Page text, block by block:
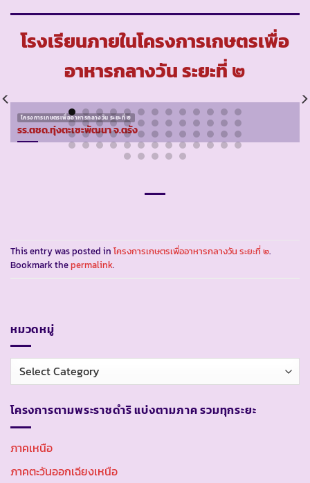
โรงเรียนภายในโครงการเกษตรเพื่อ
อาหารกลางวัน ระยะที่ ๒
โครงการเกษตรเพื่ออาหารกลางวัน ระยะที่ ๒
รร.ตชด.ทุ่งตะเซะพัฒนา จ.ตรัง
This entry was posted in โครงการเกษตรเพื่ออาหารกลางวัน ระยะที่ ๒.
Bookmark thepermalink.
หมวดหมู่
หมวด
หมู่
โครงการตามพระราชดำริ แบ่งตามภาค รวมทุกระยะ
ภาคเหนือ
ภาคตะวันออกเฉียงเหนือ